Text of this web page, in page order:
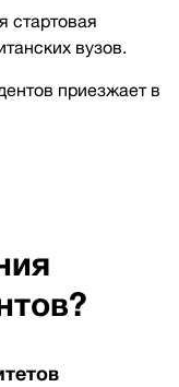
стартовая
вузов.
приезжает в